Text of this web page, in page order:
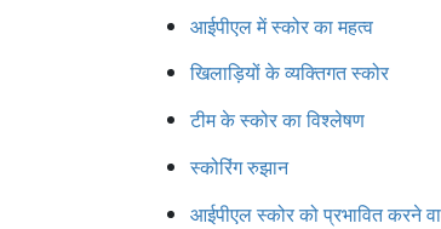
आईपीएल में स्कोर का महत्व
खिलाड़ियों के व्यक्तिगत स्कोर
टीम के स्कोर का विश्लेषण
स्कोरिंग रुझान
आईपीएल स्कोर को प्रभावित करने